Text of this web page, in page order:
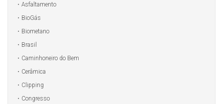
Asfaltamento
BioGás
Biometano
Brasil
Caminhoneiro do Bem
Cerâmica
Clipping
Congresso